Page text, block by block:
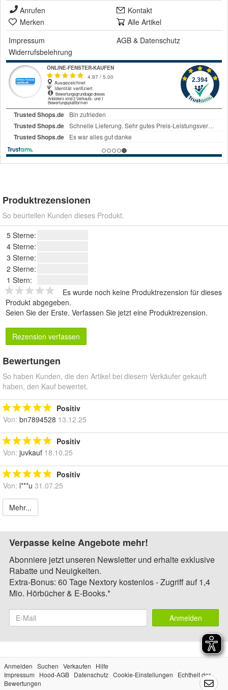
Anrufen
Kontakt
Merken
Alle Artikel
Impressum
AGB & Datenschutz
Widerrufsbelehrung
Produktrezensionen
So beurteilen Kunden dieses Produkt.
5 Sterne:
4 Sterne:
3 Sterne:
2 Sterne:
1 Stern:
Es wurde noch keine Produktrezension für dieses
Produkt abgegeben.
Seien Sie der Erste. Verfassen Sie jetzt eine Produktrezension.
Rezension verfassen
Bewertungen
So haben Kunden, die den Artikel bei diesem Verkäufer gekauft
haben, den Kauf bewertet.
Positiv
Von: bn7894528 13.12.25
Positiv
Von: juvkauf 18.10.25
Positiv
Von: l***u 31.07.25
Mehr...
Verpasse keine Angebote mehr!
Abonniere jetzt unseren Newsletter und erhalte exklusive
Rabatte und Neuigkeiten.
Extra-Bonus: 60 Tage Nextory kostenlos - Zugriff auf 1,4
Mio. Hörbücher & E-Books.*
Anmelden
Anmelden Suchen Verkaufen
Hilfe
Impressum
Hood-AGB Datenschutz Cookie-Einstellungen
Echtheit der
Bewertungen